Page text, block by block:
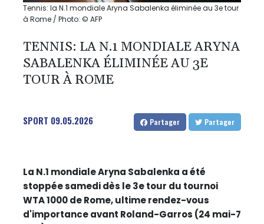
Tennis: la N.1 mondiale Aryna Sabalenka éliminée au 3e tour
à Rome / Photo: © AFP
TENNIS: LA N.1 MONDIALE ARYNA
SABALENKA ÉLIMINÉE AU 3E
TOUR À ROME
SPORT 09.05.2026 Partager Partager
La N.1 mondiale Aryna Sabalenka a été
stoppée samedi dès le 3e tour du tournoi
WTA 1000 de Rome, ultime rendez-vous
d'importance avant Roland-Garros (24 mai-7